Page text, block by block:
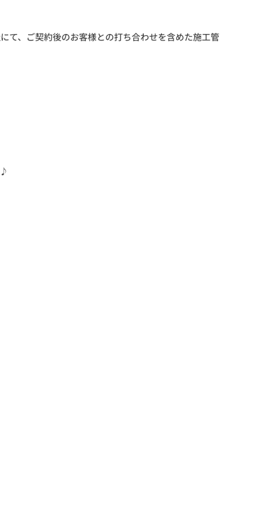
て、ご契約後のお客様との打ち合わせを含めた施工管